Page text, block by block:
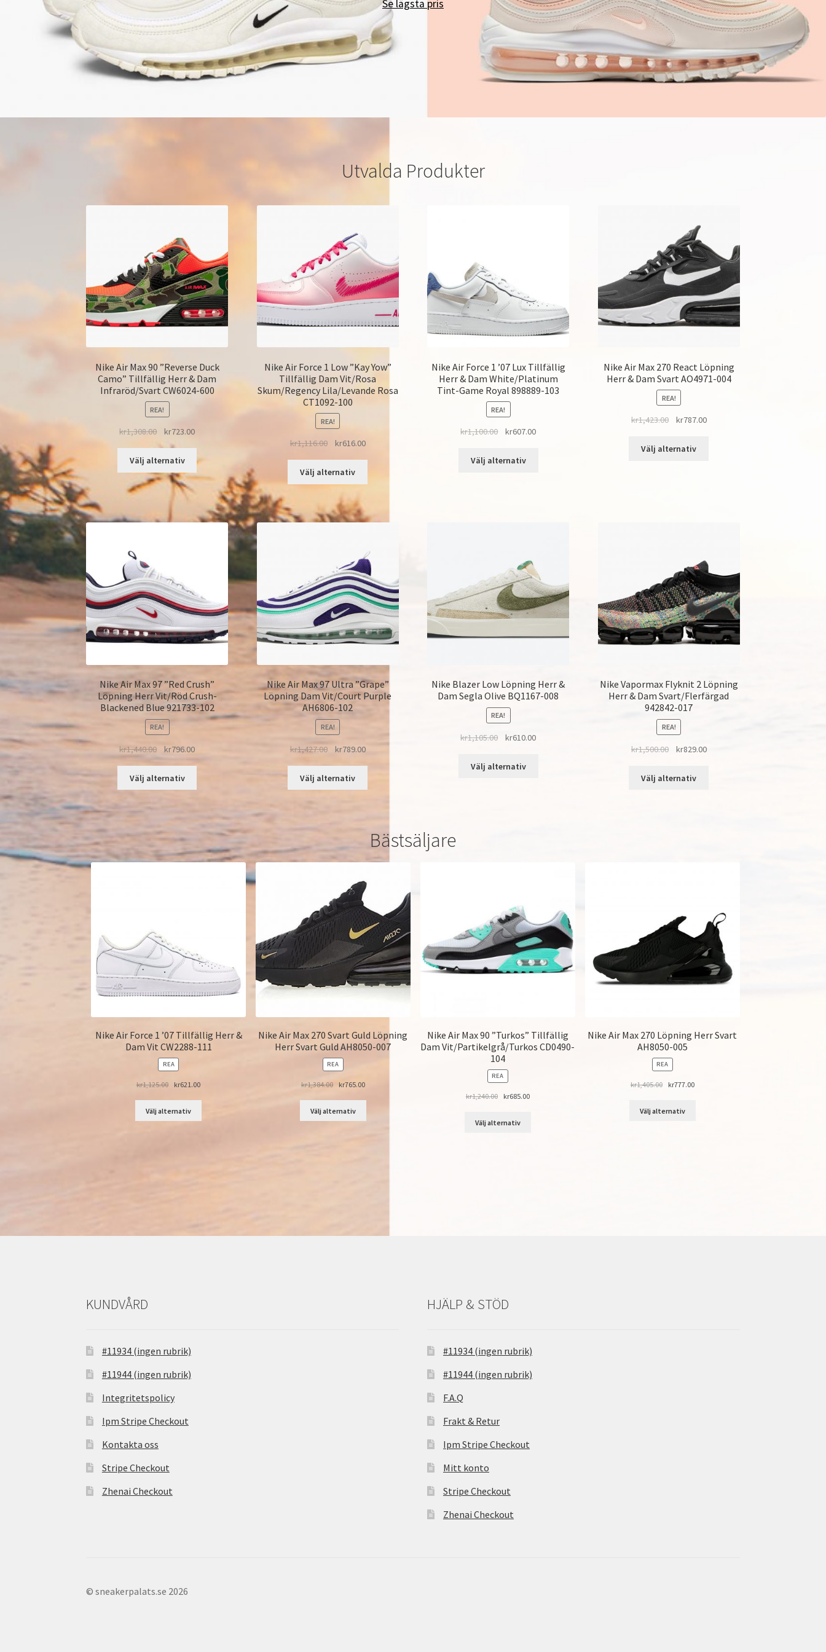
Se lägsta pris
Utvalda Produkter
Nike Air Max 90 ”Reverse Duck
Camo” Tillfällig Herr & Dam
Infraröd/Svart CW6024-600
REA!
kr1,308.00 kr723.00
Välj alternativ
Nike Air Force 1 Low ”Kay Yow”
Tillfällig Dam Vit/Rosa
Skum/Regency Lila/Levande Rosa
CT1092-100
REA!
kr1,116.00 kr616.00
Välj alternativ
Nike Air Force 1 ’07 Lux Tillfällig
Herr & Dam White/Platinum
Tint-Game Royal 898889-103
REA!
kr1,100.00 kr607.00
Välj alternativ
Nike Air Max 270 React Löpning
Herr & Dam Svart AO4971-004
REA!
kr1,423.00 kr787.00
Välj alternativ
Nike Air Max 97 ”Red Crush”
Löpning Herr Vit/Röd Crush-
Blackened Blue 921733-102
REA!
kr1,440.00 kr796.00
Välj alternativ
Nike Air Max 97 Ultra ”Grape”
Löpning Dam Vit/Court Purple
AH6806-102
REA!
kr1,427.00 kr789.00
Välj alternativ
Nike Blazer Low Löpning Herr &
Dam Segla Olive BQ1167-008
REA!
kr1,105.00 kr610.00
Välj alternativ
Nike Vapormax Flyknit 2 Löpning
Herr & Dam Svart/Flerfärgad
942842-017
REA!
kr1,500.00 kr829.00
Välj alternativ
Bästsäljare
Nike Air Force 1 ’07 Tillfällig Herr &
Dam Vit CW2288-111
REAPRODUKTER
PÅ
REA
kr1,125.00 kr621.00
Välj alternativ
Nike Air Max 270 Svart Guld Löpning
Herr Svart Guld AH8050-007
REAPRODUKTER
PÅ
REA
kr1,384.00 kr765.00
Välj alternativ
Nike Air Max 90 ”Turkos” Tillfällig
Dam Vit/Partikelgrå/Turkos CD0490-
104
REAPRODUKTER
PÅ
REA
kr1,240.00 kr685.00
Välj alternativ
Nike Air Max 270 Löpning Herr Svart
AH8050-005
REAPRODUKTER
PÅ
REA
kr1,405.00 kr777.00
Välj alternativ
KUNDVÅRD
#11934 (ingen rubrik)
#11944 (ingen rubrik)
Integritetspolicy
Ipm Stripe Checkout
Kontakta oss
Stripe Checkout
Zhenai Checkout
HJÄLP & STÖD
#11934 (ingen rubrik)
#11944 (ingen rubrik)
F.A.Q
Frakt & Retur
Ipm Stripe Checkout
Mitt konto
Stripe Checkout
Zhenai Checkout
© sneakerpalats.se 2026